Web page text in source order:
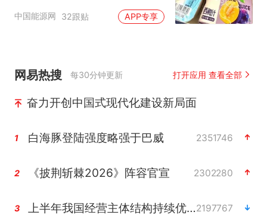
核查是否发放西梅汁
中国能源网 32跟贴 APP专享
网易热搜 每30分钟更新 打开应用 查看全部
奋力开创中国式现代化建设新局面
1 白海豚登陆强度略强于巴威 2351746
2 《披荆斩棘2026》阵容官宣 2302280
3 上半年我国经营主体结构持续优化2197767